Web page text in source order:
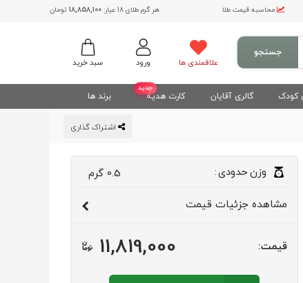
محاسبه قیمت طلا هر گرم طلای 18 عیار: 18,858,100 تومان
سبد خرید ورود علاقمندی ها
جستجو
کودک گالری آقایان
جدید
کارت هدیه برند ها
وزنحدودی:
0.5 گرم
مشاهده جزئیات قیمت
قیمت: 11,819,000